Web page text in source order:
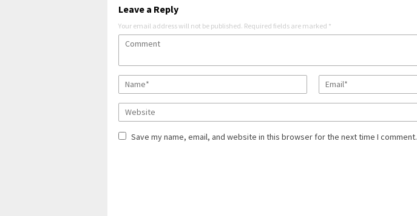
Leave a Reply
Your email address will not be published. Required fields are marked *
Save my name, email, and website in this browser for the next time I comment.